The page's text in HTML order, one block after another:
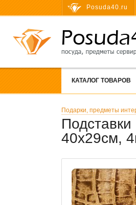
Posuda40.ru
КАТАЛОГ ТОВАРОВ
Подарки, предметы
40x29см,